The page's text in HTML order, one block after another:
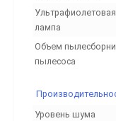
Ультрафиолетовая
лампа
Объем
пылесоса
Уровень шума